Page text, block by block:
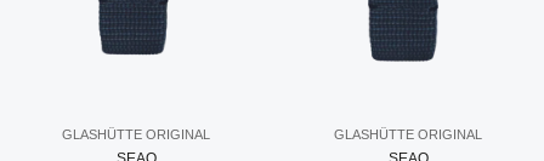
GLASHÜTTE ORIGINAL GLASHÜTTE ORIGINAL